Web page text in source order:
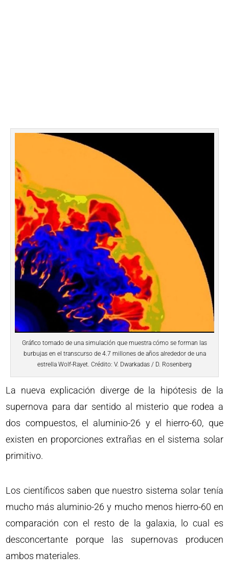
Gráfico tomado de una simulación que muestra cómo se forman las
burbujas en el transcurso de 4.7 millones de años alrededor de una
estrella Wolf-Rayet. Crédito: V. Dwarkadas / D. Rosenberg
La nueva explicación diverge de la hipótesis de la
supernova para dar sentido al misterio que rodea a
dos compuestos, el aluminio-26 y el hierro-60, que
existen en proporciones extrañas en el sistema solar
primitivo.
Los científicos saben que nuestro sistema solar tenía
mucho más aluminio-26 y mucho menos hierro-60 en
comparación con el resto de la galaxia, lo cual es
desconcertante porque las supernovas producen
ambos materiales.